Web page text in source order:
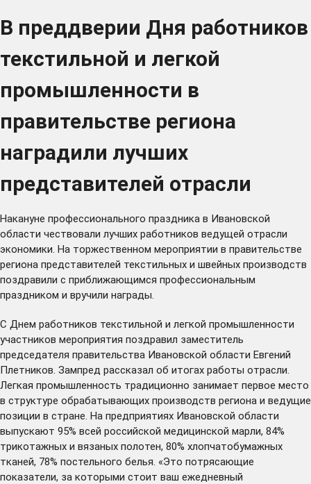
В преддверии Дня работников
текстильной и легкой
промышленности в
правительстве региона
наградили лучших
представителей отрасли
Накануне профессионального праздника в Ивановской
области чествовали лучших работников ведущей отрасли
экономики. На торжественном мероприятии в правительстве
региона представителей текстильных и швейных производств
поздравили с приближающимся профессиональным
праздником и вручили награды.
С Днем работников текстильной и легкой промышленности
участников мероприятия поздравил заместитель
председателя правительства Ивановской области Евгений
Плетников. Зампред рассказал об итогах работы отрасли.
Легкая промышленность традиционно занимает первое место
в структуре обрабатывающих производств региона и ведущие
позиции в стране. На предприятиях Ивановской области
выпускают 95% всей российской медицинской марли, 84%
трикотажных и вязаных полотен, 80% хлопчатобумажных
тканей, 78% постельного белья. «Это потрясающие
показатели, за которыми стоит ваш ежедневный